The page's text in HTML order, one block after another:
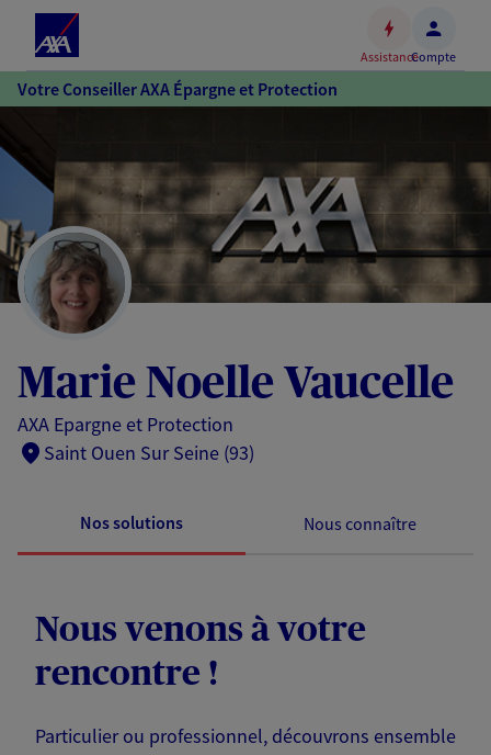
Accéder
au
Accéder
au
pied
de
page
AssistanceCompte
Votre Conseiller AXA Épargne et Protection
Marie Noelle Vaucelle
AXA Epargne et Protection
Saint Ouen Sur Seine (93)
Nos solutions Nous connaître
Nous venons à votre
rencontre !
Particulier ou professionnel, découvrons ensemble